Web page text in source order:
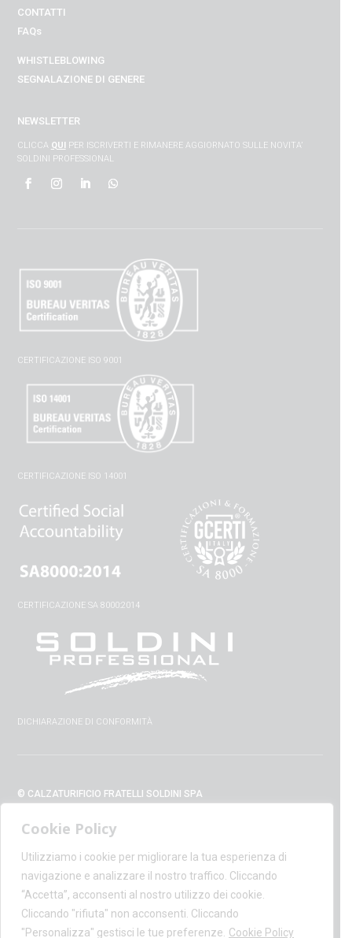
Cookie Policy
Utilizziamo i cookie per migliorare la tua esperienza di
navigazione e analizzare il nostro traffico. Cliccando
“Accetta”, acconsenti al nostro utilizzo dei cookie.
Cliccando "rifiuta" non acconsenti. Cliccando
"Personalizza" gestisci le tue preferenze. Cookie Policy
CONTATTI
FAQs
WHISTLEBLOWING
SEGNALAZIONE DI GENERE
NEWSLETTER
CLICCA QUIPER ISCRIVERTI E RIMANERE AGGIORNATO SULLE NOVITA’
SOLDINI PROFESSIONAL
CERTIFICAZIONE ISO 9001
CERTIFICAZIONE ISO 14001
CERTIFICAZIONE SA 8000:2014
DICHIARAZIONE DI CONFORMITÀ
© CALZATURIFICIO FRATELLI SOLDINI SPA
+39 0575 428129 - FAX +39 0575 420254
SUPPORT@CALZATURIFICIOSOLDINI.IT
AMMINISTRAZIONE@PEC.CALZATURIFICIOSOLDINI.COM
P.IVA IT00100020510 - REA AR19984
CAPITALE SOCIALE € 1,170,800.00